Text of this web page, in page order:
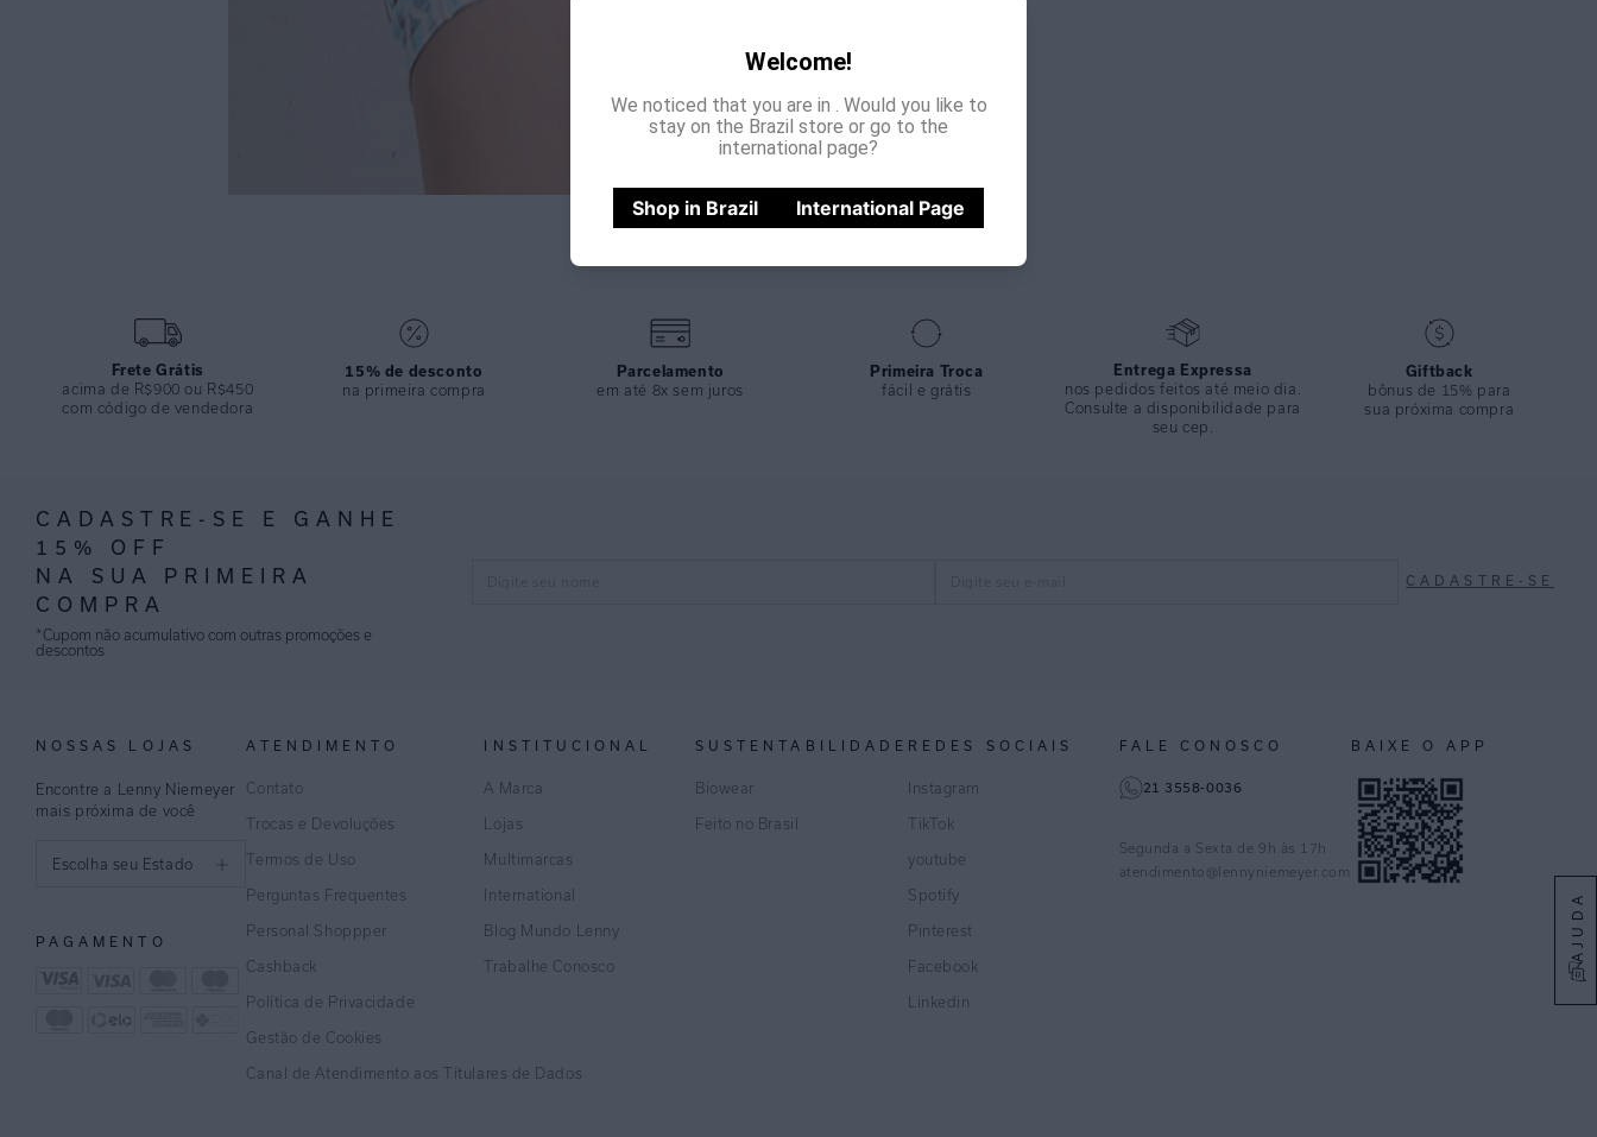
AJUDA
Welcome!
We noticed that you are in . Would you like to
stay on the Brazil store or go to the
international page?
Shop in Brazil International Page
Frete Grátis
acima de R$900 ou R$450
com código de vendedora
15% de desconto
na primeira compra
Parcelamento
em até 8x sem juros
Primeira Troca
fácil e grátis
Entrega Expressa
nos pedidos feitos até meio dia.
Consulte a disponibilidade para
seu cep.
Giftback
bônus de 15% para
sua próxima compra
CADASTRE-SE E GANHE
15% OFF
NA SUA PRIMEIRA
COMPRA
*Cupom não acumulativo com outras promoções e
descontos
CADASTRE-SE
NOSSAS LOJAS
Encontre a Lenny Niemeyer
mais próxima de você
Escolha seu Estado
PAGAMENTO
ATENDIMENTO
Contato
Trocas e Devoluções
Termos de Uso
Perguntas Frequentes
Personal Shoppper
Cashback
Política de Privacidade
Gestão de Cookies
Canal de Atendimento aos Títulares de Dados
INSTITUCIONAL
A Marca
Lojas
Multimarcas
International
Blog Mundo Lenny
Trabalhe Conosco
SUSTENTABILIDADE
Biowear
Feito no Brasil
REDES SOCIAIS
Instagram
TikTok
youtube
Spotify
Pinterest
Facebook
Linkedin
FALE CONOSCO
21 3558-0036
Segunda a Sexta de 9h às 17h
atendimento@lennyniemeyer.com
BAIXE O APP